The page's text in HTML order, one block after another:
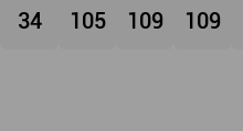
34 105 109 109